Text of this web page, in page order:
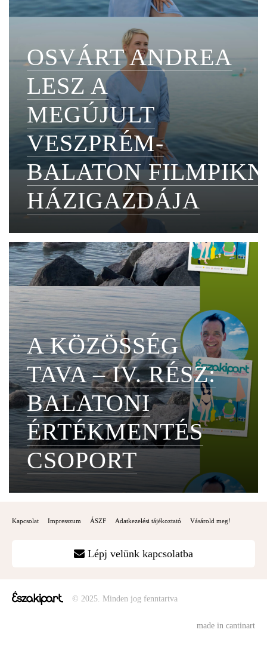
OSVÁRT ANDREA
LESZ A
MEGÚJULT
VESZPRÉM-
BALATON
HÁZIGAZDÁJA
A KÖZÖSSÉG
TAVA – IV. RÉSZ:
BALATONI
ÉRTÉKMENTÉS
CSOPORT
Kapcsolat Impresszum ÁSZF Adatkezelési tájékoztató Vásárold meg!
Lépj velünk kapcsolatba
© 2025. Minden jog fenntartva
made in cantinart